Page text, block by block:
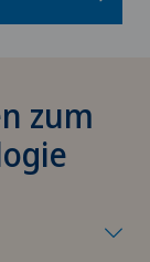
zum